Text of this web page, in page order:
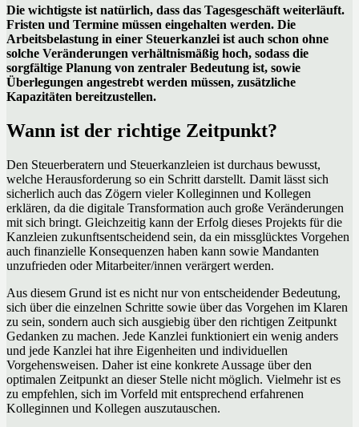
Die wichtigste ist natürlich, dass das Tagesgeschäft weiterläuft.
Fristen und Termine müssen eingehalten werden. Die
Arbeitsbelastung in einer Steuerkanzlei ist auch schon ohne
solche Veränderungen verhältnismäßig hoch, sodass die
sorgfältige Planung von zentraler Bedeutung ist, sowie
Überlegungen angestrebt werden müssen, zusätzliche
Kapazitäten bereitzustellen.
Wann ist der richtige Zeitpunkt?
Den Steuerberatern und Steuerkanzleien ist durchaus bewusst,
welche Herausforderung so ein Schritt darstellt. Damit lässt sich
sicherlich auch das Zögern vieler Kolleginnen und Kollegen
erklären, da die digitale Transformation auch große Veränderungen
mit sich bringt. Gleichzeitig kann der Erfolg dieses Projekts für die
Kanzleien zukunftsentscheidend sein, da ein missglücktes Vorgehen
auch finanzielle Konsequenzen haben kann sowie Mandanten
unzufrieden oder Mitarbeiter/innen verärgert werden.
Aus diesem Grund ist es nicht nur von entscheidender Bedeutung,
sich über die einzelnen Schritte sowie über das Vorgehen im Klaren
zu sein, sondern auch sich ausgiebig über den richtigen Zeitpunkt
Gedanken zu machen. Jede Kanzlei funktioniert ein wenig anders
und jede Kanzlei hat ihre Eigenheiten und individuellen
Vorgehensweisen. Daher ist eine konkrete Aussage über den
optimalen Zeitpunkt an dieser Stelle nicht möglich. Vielmehr ist es
zu empfehlen, sich im Vorfeld mit entsprechend erfahrenen
Kolleginnen und Kollegen auszutauschen.